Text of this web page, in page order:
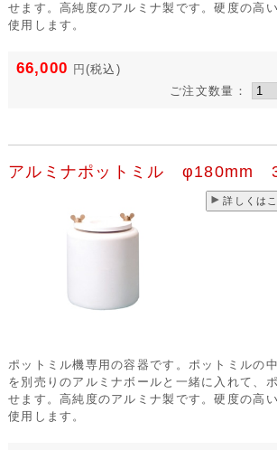
せます。高純度のアルミナ製です。硬度の高
使用します。
66,000 円 (税込)
ご注文数量：
アルミナポットミル φ180mm
詳しくは
ポットミル機専用の容器です。ポットミルの
を別売りのアルミナボールと一緒に入れて、
せます。高純度のアルミナ製です。硬度の高
使用します。